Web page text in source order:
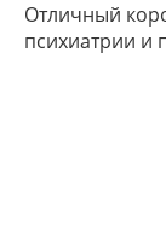
Отличный
психиатрии и